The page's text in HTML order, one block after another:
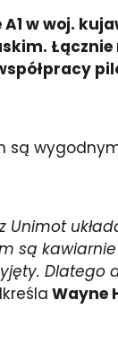
w woj.
są
Unimot
są
Dlatego
Wayne